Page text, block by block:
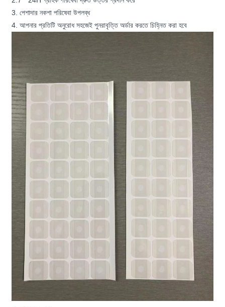
3. পেশাদার নকশা পরিষেবা উপলব্ধ
4. আপনার প্রতিটি অনুরোধ সহজেই পুনরাবৃত্তি অর্ডার করতে চিহ্নিত করা হবে